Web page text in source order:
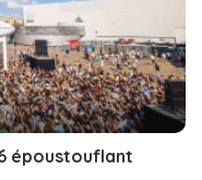
époustouflant